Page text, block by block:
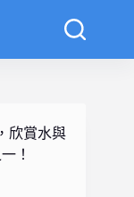
欣賞水與
！